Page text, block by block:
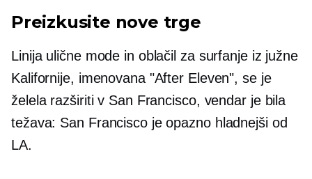
Preizkusite nove trge
Linija ulične mode in oblačil za surfanje iz južne
Kalifornije, imenovana "After Eleven", se je
želela razširiti v San Francisco, vendar je bila
težava: San Francisco je opazno hladnejši od
LA.